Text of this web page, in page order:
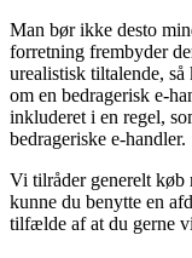
Man bør ikke desto
forretning frembyder
urealistisk tiltalende,
om en bedragerisk e-
inkluderet i en regel,
bedrageriske e-handler.
Vi tilråder generelt
kunne du benytte en
tilfælde af at du gerne